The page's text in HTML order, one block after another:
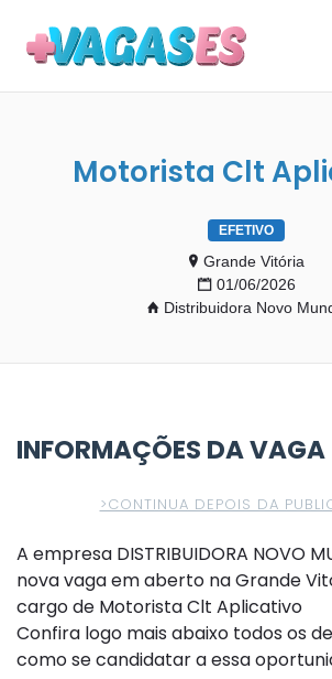
Motorista Clt
EFETIVO
Grande Vitória
01/06/2026
Distribuidora Novo
INFORMAÇÕES DA VAGA
>CONTINUA DEPOIS DA
A empresa DISTRIBUIDORA NOVO
nova vaga em aberto na Grande
cargo de Motorista Clt Aplicativo
Confira logo mais abaixo todos os
como se candidatar a essa